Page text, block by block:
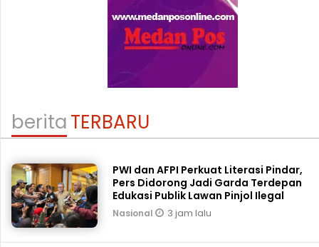
beritaTERBARU
PWI dan AFPI Perkuat Literasi Pindar,
Pers Didorong Jadi Garda Terdepan
Edukasi Publik Lawan Pinjol Ilegal
Nasional 3 jam lalu